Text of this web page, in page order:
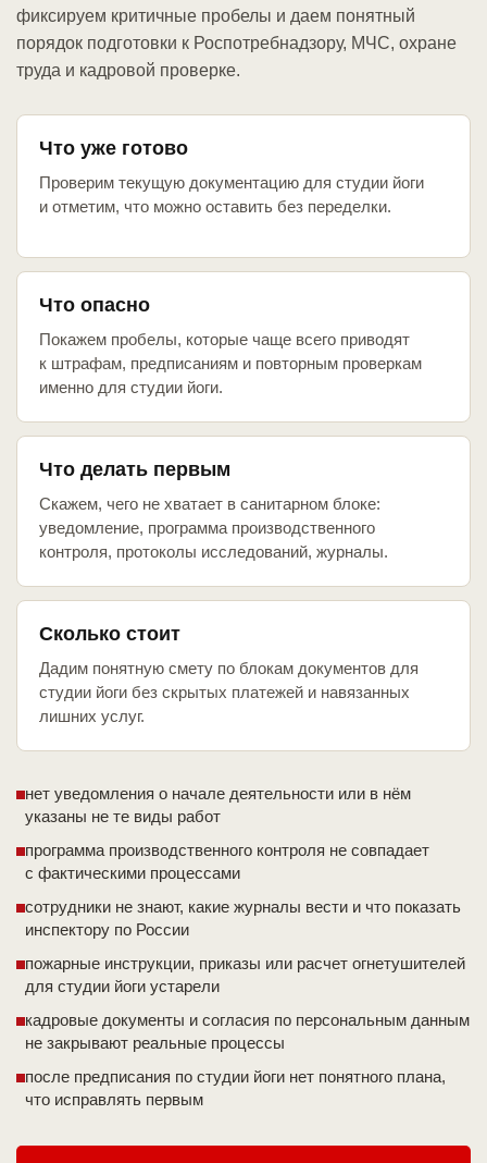
фиксируем критичные пробелы и даем понятный
порядок подготовки к Роспотребнадзору, МЧС, охране
труда и кадровой проверке.
Что уже готово
Проверим текущую документацию для студии йоги
и отметим, что можно оставить без переделки.
Что опасно
Покажем пробелы, которые чаще всего приводят
к штрафам, предписаниям и повторным проверкам
именно для студии йоги.
Что делать первым
Скажем, чего не хватает в санитарном блоке:
уведомление, программа производственного
контроля, протоколы исследований, журналы.
Сколько стоит
Дадим понятную смету по блокам документов для
студии йоги без скрытых платежей и навязанных
лишних услуг.
нет уведомления о начале деятельности или в нём
указаны не те виды работ
программа производственного контроля не совпадает
с фактическими процессами
сотрудники не знают, какие журналы вести и что показать
инспектору по России
пожарные инструкции, приказы или расчет огнетушителей
для студии йоги устарели
кадровые документы и согласия по персональным данным
не закрывают реальные процессы
после предписания по студии йоги нет понятного плана,
что исправлять первым